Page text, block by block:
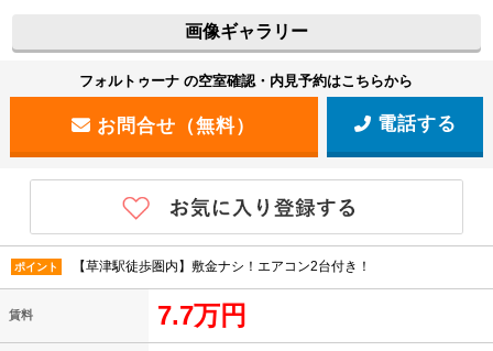
画像ギャラリー
フォルトゥーナ の空室確認・内見予約はこちらから
電話する
ポイント 【草津駅徒歩圏内】敷金ナシ！エアコン2台付き！
賃料 7.7万円